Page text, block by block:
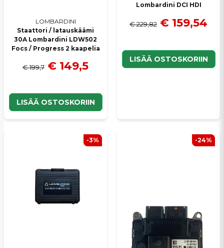
LOMBARDINI
Staattori / latauskäämi
30A Lombardini LDW502
Focs / Progress 2 kaapelia
€ 199,7 € 149,5
LISÄÄ OSTOSKORIIN
Lombardini DCI HDI
€ 229,82 € 159,54
LISÄÄ OSTOSKORIIN
-3% -24%